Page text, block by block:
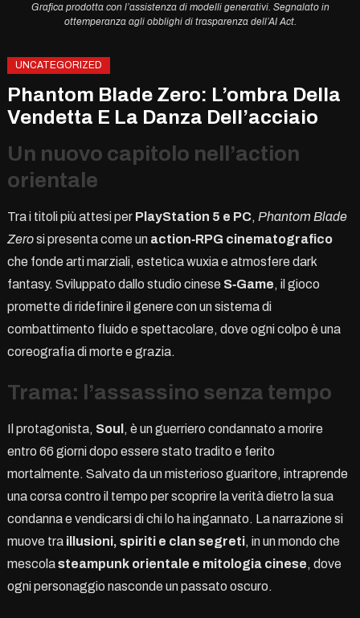
Grafica prodotta con l’assistenza di modelli generativi. Segnalato in
ottemperanza agli obblighi di trasparenza dell’AI Act.
UNCATEGORIZED
Phantom Blade Zero: L’ombra Della
Vendetta E La Danza Dell’acciaio
Un nuovo capitolo nell’action
orientale
Tra i titoli più attesi per PlayStation 5 e PC, Phantom Blade
Zerosi presenta come un action‑RPG cinematografico
che fonde arti marziali, estetica wuxia e atmosfere dark
fantasy. Sviluppato dallo studio cinese S‑Game, il gioco
promette di ridefinire il genere con un sistema di
combattimento fluido e spettacolare, dove ogni colpo è una
coreografia di morte e grazia.
Trama: l’assassino senza tempo
Il protagonista, Soul , è un guerriero condannato a morire
entro 66 giorni dopo essere stato tradito e ferito
mortalmente. Salvato da un misterioso guaritore, intraprende
una corsa contro il tempo per scoprire la verità dietro la sua
condanna e vendicarsi di chi lo ha ingannato. La narrazione si
muove tra illusioni, spiriti e clan segreti, in un mondo che
mescolasteampunk orientale e mitologia cinese, dove
ogni personaggio nasconde un passato oscuro.